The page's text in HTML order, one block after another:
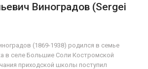
Виноградов (Sergei
(1869-1938) родился в семье
в селе Большие Соли Костромской
приходской школы поступил